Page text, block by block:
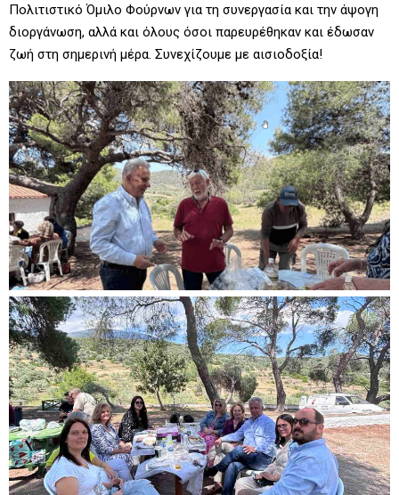
Πολιτιστικό Όμιλο Φούρνων για τη συνεργασία και την άψογη
διοργάνωση, αλλά και όλους όσοι παρευρέθηκαν και έδωσαν
ζωή στη σημερινή μέρα. Συνεχίζουμε με αισιοδοξία!